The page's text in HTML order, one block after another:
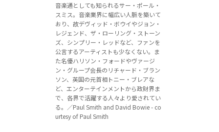
音楽通としても知られるサー・ポール・
スミス。音楽業界に幅広い人脈を築いて
おり、故デヴィッド・ボウイやジョン・
レジェンド、ザ・ローリング・ストーン
ズ、シンプリー・レッドなど、ファンを
公言するアーティストも少なくない。ま
た名優ハリソン・フォードやヴァージ
ン・グループ会長のリチャード・ブラン
ソン、英国の元首相トニー・ブレアな
ど、エンターテインメントから政財界ま
で、各界で活躍する人々より愛されてい
る。／Paul Smith and David Bowie - co
urtesy of Paul Smith